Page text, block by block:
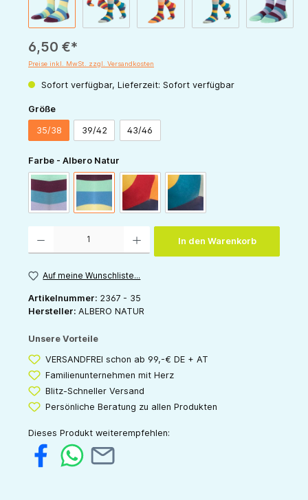
6,50 €*
Preise inkl. MwSt. zzgl. Versandkosten
Sofort verfügbar, Lieferzeit: Sofort verfügbar
Größeauswählen
35/38 39/42 43/46
Farbe - Albero Natur
mint-blau-bordeaux-lavendel
bordeaux-blau-mint-gelb
orange-kirsch-indigo-senf
frost-petrol-indigo-senf
In den Warenkorb
Auf meine Wunschliste...
Artikelnummer: 2367 - 35
Hersteller: ALBERO NATUR
Unsere Vorteile
VERSANDFREI schon ab 99,-€ DE + AT
Familienunternehmen mit Herz
Blitz-Schneller Versand
Persönliche Beratung zu allen Produkten
Dieses Produkt weiterempfehlen: